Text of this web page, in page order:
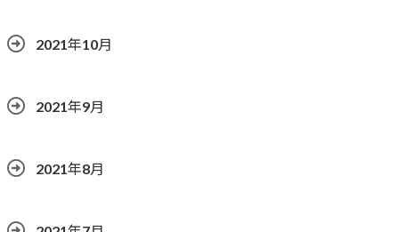
2021年10月
2021年9月
2021年8月